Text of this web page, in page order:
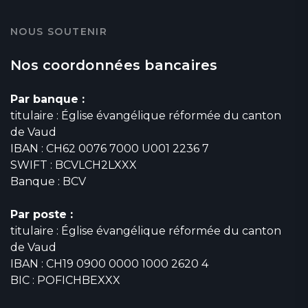
NOUS SOUTENIR
Nos coordonnées bancaires
Par banque :
titulaire : Église évangélique réformée du canton
de Vaud
IBAN : CH62 0076 7000 U001 2236 7
SWIFT : BCVLCH2LXXX
Banque : BCV
Par poste :
titulaire : Église évangélique réformée du canton
de Vaud
IBAN : CH19 0900 0000 1000 2620 4
BIC : POFICHBEXXX